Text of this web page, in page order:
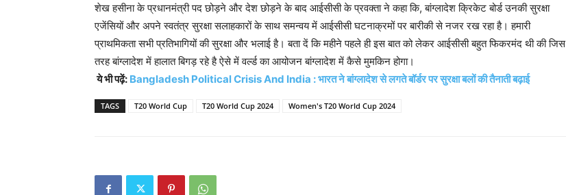
शेख हसीना के प्रधानमंत्री पद छोड़ने और देश छोड़ने के बाद आईसीसी के प्रवक्ता ने कहा कि, बांग्लादेश क्रिकेट बोर्ड उनकी सुरक्षा
एजेंसियों और अपने स्वतंत्र सुरक्षा सलाहकारों के साथ समन्वय में आईसीसी घटनाक्रमों पर बारीकी से नजर रख रहा है। हमारी
प्राथमिकता सभी प्रतिभागियों की सुरक्षा और भलाई है। बता दें कि महीने पहले ही इस बात को लेकर आईसीसी बहुत फिकरमंद थी की जिस
तरह बांग्लादेश में हालात बिगड़ रहे है ऐसे में वर्ल्ड का आयोजन बांग्लादेश में कैसे मुमकिन होगा।
ये भी पढ़ें: Bangladesh Political Crisis And India : भारत ने बांग्लादेश से लगते बॉर्डर पर सुरक्षा बलों की तैनाती बढ़ाई
TAGS T20 World Cup T20 World Cup 2024 Women's T20 World Cup 2024